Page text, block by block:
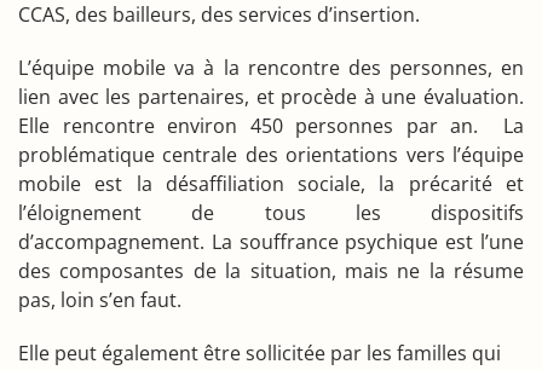
CCAS, des bailleurs, des services d’insertion.
L’équipe mobile va à la rencontre des personnes, en
lien avec les partenaires, et procède à une évaluation.
Elle rencontre environ 450 personnes par an. La
problématique centrale des orientations vers l’équipe
mobile est la désaffiliation sociale, la précarité et
l’éloignement de tous les dispositifs
d’accompagnement. La souffrance psychique est l’une
des composantes de la situation, mais ne la résume
pas, loin s’en faut.
Elle peut également être sollicitée par les familles qui